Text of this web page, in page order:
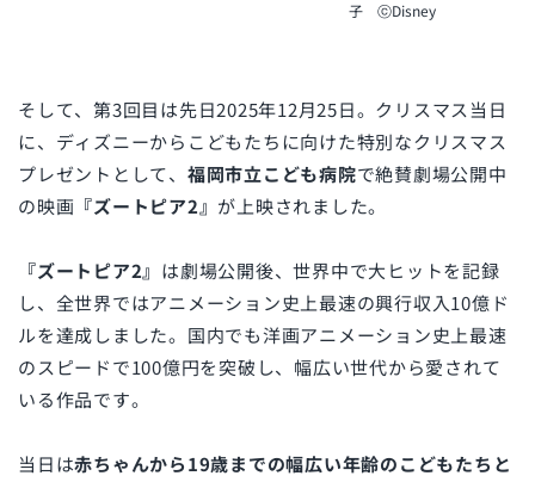
子 ⓒDisney
そして、第3回目は先日2025年12月25日。クリスマス当日
に、ディズニーからこどもたちに向けた特別なクリスマス
プレゼントとして、 福岡市立こども病院で絶賛劇場公開中
の映画 『ズートピア2』 が上映されました。
『ズートピア2』 は劇場公開後、世界中で大ヒットを記録
し、全世界ではアニメーション史上最速の興行収入10億ド
ルを達成しました。国内でも洋画アニメーション史上最速
のスピードで100億円を突破し、幅広い世代から愛されて
いる作品です。
当日は赤ちゃんから19歳までの幅広い年齢のこどもたちと